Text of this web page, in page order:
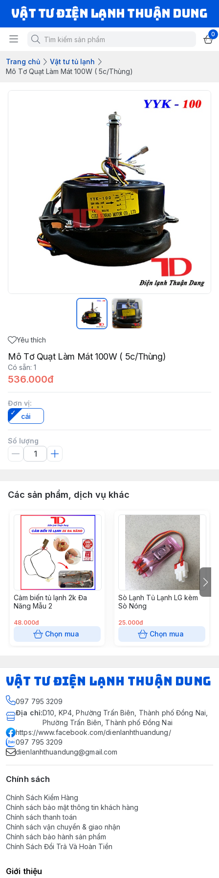
VẬT TƯ ĐIỆN LẠNH THUẬN DUNG
0
Trang chủ
Vật tư tủ lạnh
Mô Tơ Quạt Làm Mát 100W ( 5c/Thùng)
Yêu thích
Mô Tơ Quạt Làm Mát 100W ( 5c/Thùng)
Có sẵn: 1
536.000đ
Đơn vị:
cái
Số lượng
Các sản phẩm, dịch vụ khác
Cảm biến tủ lạnh 2k Đa
Năng Mẫu 2
48.000đ
Chọn mua
Sò Lạnh Tủ Lạnh LG kèm
Sò Nóng
25.000đ
Chọn mua
VẬT TƯ ĐIỆN LẠNH THUẬN DUNG
097 795 3209
Địa chỉ:D10, KP4, Phường Trấn Biên, Thành phố Đồng Nai,
Phường Trấn Biên, Thành phố Đồng Nai
https://www.facebook.com/dienlanhthuandung/
097 795 3209
dienlanhthuandung@gmail.com
Chính sách
Chính Sách Kiểm Hàng
Chính sách bảo mật thông tin khách hàng
Chính sách thanh toán
Chính sách vận chuyển & giao nhận
Chính sách bảo hành sản phẩm
Chính Sách Đổi Trả Và Hoàn Tiền
Giới thiệu